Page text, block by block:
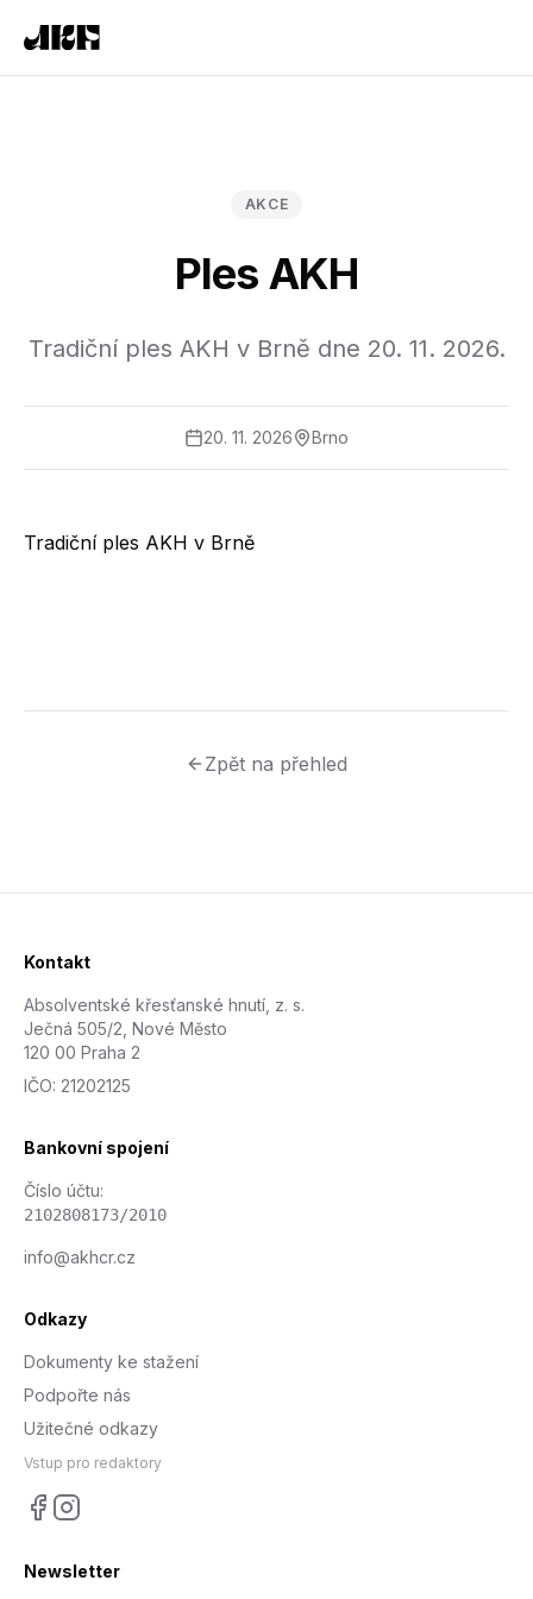
AKCE
Ples AKH
Tradiční ples AKH v Brně dne 20. 11. 2026.
20. 11. 2026 Brno
Tradiční ples AKH v Brně
Zpět na přehled
Kontakt
Absolventské křesťanské hnutí, z. s.
Ječná 505/2, Nové Město
120 00 Praha 2
IČO: 21202125
Bankovní spojení
Číslo účtu:
2102808173/2010
info@akhcr.cz
Odkazy
Dokumenty ke stažení
Podpořte nás
Užitečné odkazy
Vstup pro redaktory
Newsletter